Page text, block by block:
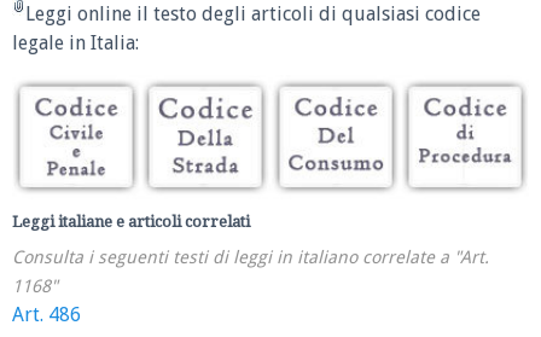
Leggi online il testo degli articoli di qualsiasi codice
legale in Italia:
Leggi italiane e articoli correlati
Consulta i seguenti testi di leggi in italiano correlate a "Art.
1168"
Art. 486